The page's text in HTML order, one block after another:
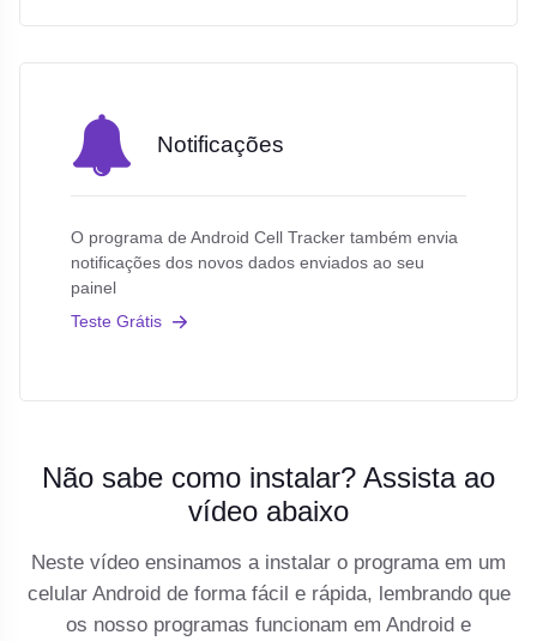
Notificações
O programa de Android Cell Tracker também envia
notificações dos novos dados enviados ao seu
painel
Teste Grátis
Não sabe como instalar? Assista ao
vídeo abaixo
Neste vídeo ensinamos a instalar o programa em um
celular Android de forma fácil e rápida, lembrando que
os nosso programas funcionam em Android e